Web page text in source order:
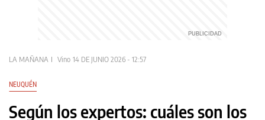
LA MAÑANA Vino 14 DE JUNIO 2026 - 12:57
NEUQUÉN
Según los expertos: cuáles son los